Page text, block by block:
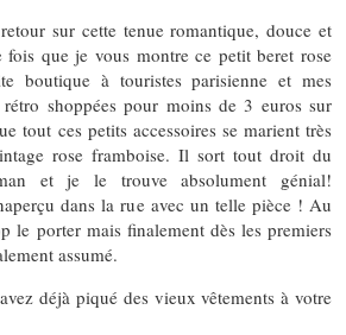
sur cette tenue romantique, douce et
fois que je vous montre ce petit beret rose
boutique à touristes parisienne et mes
shoppées pour moins de 3 euros sur
tout ces petits accessoires se marient très
rose framboise. Il sort tout droit du
et je le trouve absolument génial!
dans la rue avec un telle pièce ! Au
le porter mais finalement dès les premiers
assumé.
déjà piqué des vieux vêtements à votre